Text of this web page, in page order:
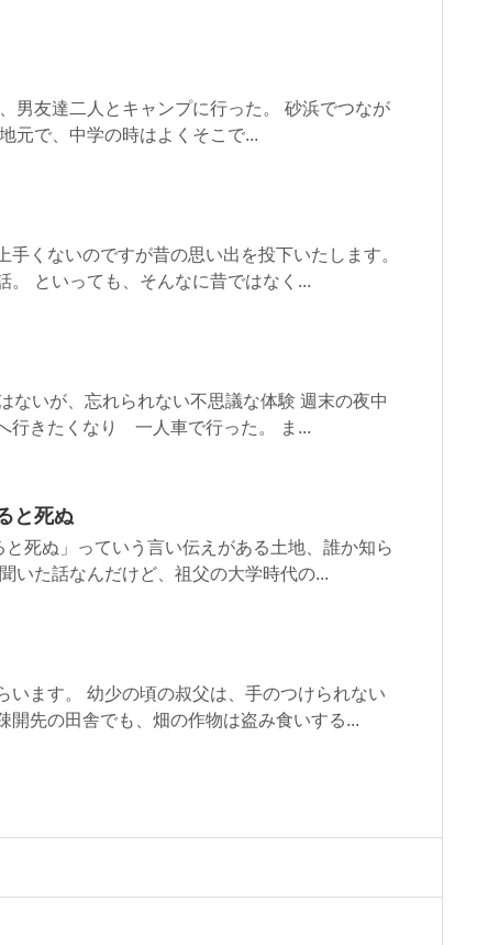
男友達二人とキャンプに行った。 砂浜でつなが
元で、中学の時はよくそこで...
手くないのですが昔の思い出を投下いたします。
。 といっても、そんなに昔ではなく...
ないが、忘れられない不思議な体験 週末の夜中
行きたくなり 一人車で行った。 ま...
と死ぬ
と死ぬ」っていう言い伝えがある土地、誰か知ら
いた話なんだけど、祖父の大学時代の...
います。 幼少の頃の叔父は、手のつけられない
開先の田舎でも、畑の作物は盗み食いする...